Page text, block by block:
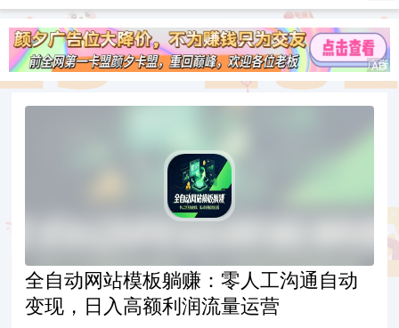
全自动网站模板躺赚：零人工沟通自动
变现，日入高额利润流量运营